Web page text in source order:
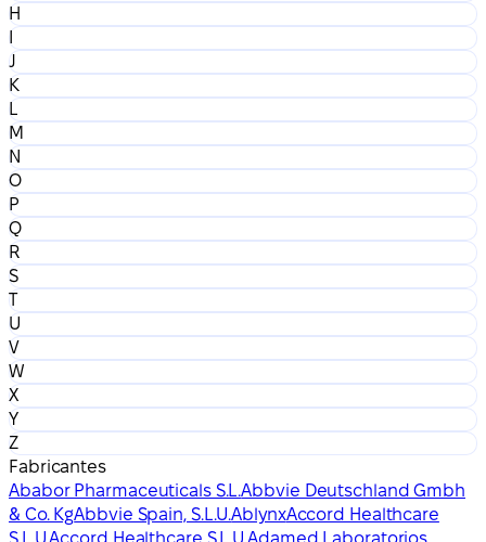
H
I
J
K
L
M
N
O
P
Q
R
S
T
U
V
W
X
Y
Z
Fabricantes
Ababor Pharmaceuticals S.L.Abbvie Deutschland Gmbh
& Co. KgAbbvie Spain, S.L.U.AblynxAccord Healthcare
S.L.U.Accord Healthcare S.L.U.Adamed Laboratorios